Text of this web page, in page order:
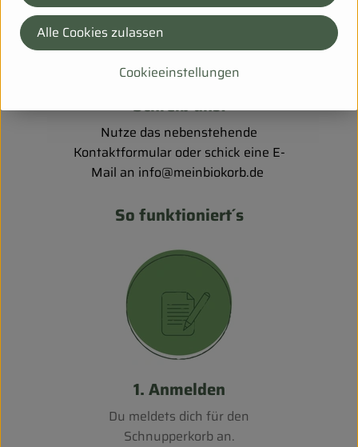
Schreib uns!
Nutze das nebenstehende
Kontaktformular oder schick eine E-
Mail an info@meinbiokorb.de
So funktioniert´s
1. Anmelden
Du meldets dich für den
Schnupperkorb an.
Cookieeinstellungen
Alle Cookies zulassen